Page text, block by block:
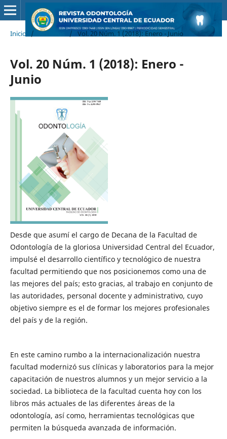
Inicio / Archivos / Vol. 20 Núm. 1 (2018): Enero - Junio
Vol. 20 Núm. 1 (2018): Enero -
Junio
Desde que asumí el cargo de Decana de la Facultad de
Odontología de la gloriosa Universidad Central del Ecuador,
impulsé el desarrollo científico y tecnológico de nuestra
facultad permitiendo que nos posicionemos como una de
las mejores del país; esto gracias, al trabajo en conjunto de
las autoridades, personal docente y administrativo, cuyo
objetivo siempre es el de formar los mejores profesionales
del país y de la región.
En este camino rumbo a la internacionalización nuestra
facultad modernizó sus clínicas y laboratorios para la mejor
capacitación de nuestros alumnos y un mejor servicio a la
sociedad. La biblioteca de la facultad cuenta hoy con los
libros más actuales de las diferentes áreas de la
odontología, así como, herramientas tecnológicas que
permiten la búsqueda avanzada de información.